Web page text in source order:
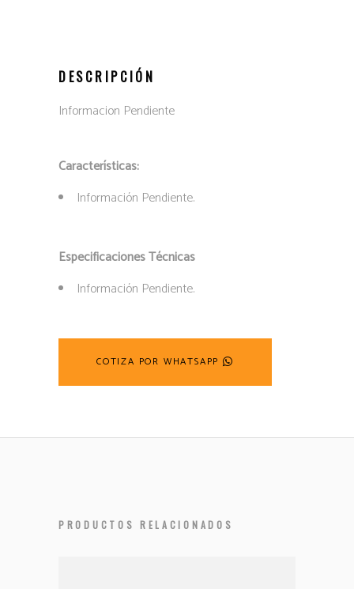
DESCRIPCIÓN
Informacion Pendiente
Características:
Información Pendiente.
Especificaciones Técnicas
Información Pendiente.
COTIZA POR WHATSAPP
PRODUCTOS RELACIONADOS